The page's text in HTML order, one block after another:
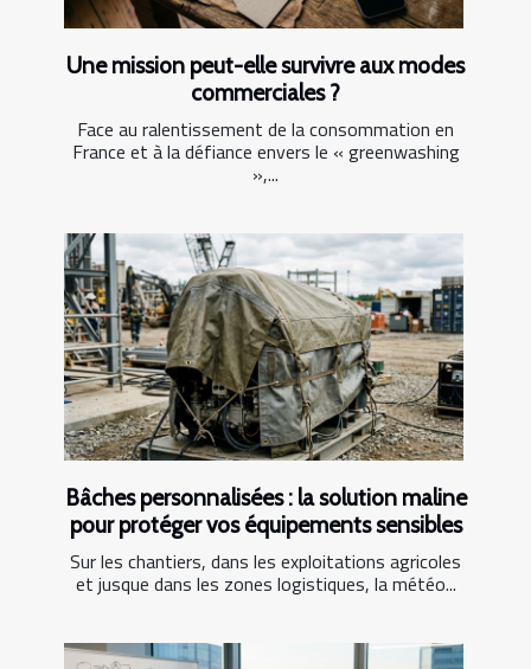
Une mission peut-elle survivre aux modes
commerciales ?
Face au ralentissement de la consommation en
France et à la défiance envers le « greenwashing
»,...
Bâches personnalisées : la solution maline
pour protéger vos équipements sensibles
Sur les chantiers, dans les exploitations agricoles
et jusque dans les zones logistiques, la météo...